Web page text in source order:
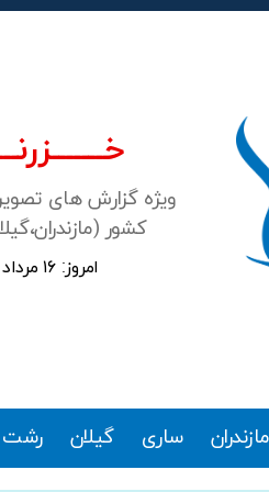
ویژه گزارش های
کشور
امروز: ۱۶ مرداد ۱۴۰۵
مازندران ساری گیلان رشت